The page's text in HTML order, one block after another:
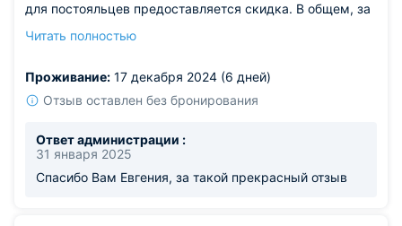
для постояльцев предоставляется скидка. В общем, за
5 минут пешком. Поблизости находятся магазины,
развлечений. Остались довольны.
Читать полностью
Проживание: 17 декабря 2024 (6 дней)
Отзыв оставлен без бронирования
Ответ администрации :
31 января 2025
Спасибо Вам Евгения, за такой прекрасный отзыв